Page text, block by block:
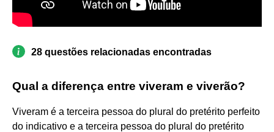
28 questões relacionadas encontradas
Qual a diferença entre viveram e viverão?
Viveram é a terceira pessoa do plural do pretérito perfeito
do indicativo e a terceira pessoa do plural do pretérito